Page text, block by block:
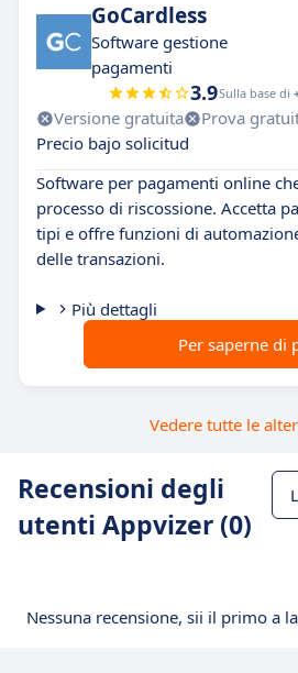
GoCardless
Software gestione
pagamenti
3.9Sulla base di
Versione gratuita Prova
Precio bajo solicitud
Software per pagamenti online
processo di riscossione. Accetta
tipi e offre funzioni di
delle transazioni.
Più dettagli
Per saperne di
Vedere tutte le
Recensioni degli
utenti Appvizer (0)
Nessuna recensione, sii il primo a